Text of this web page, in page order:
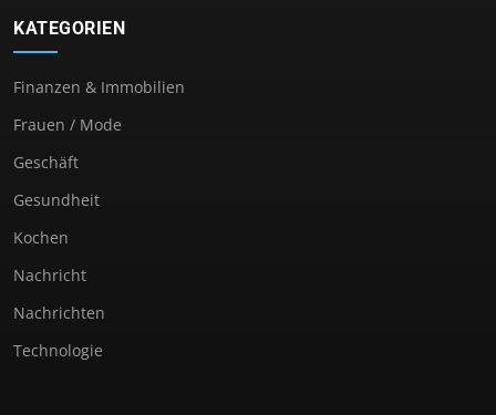
KATEGORIEN
Finanzen & Immobilien
Frauen / Mode
Geschäft
Gesundheit
Kochen
Nachricht
Nachrichten
Technologie